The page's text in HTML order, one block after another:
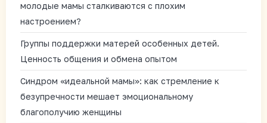
молодые мамы сталкиваются с плохим
настроением?
Группы поддержки матерей особенных детей.
Ценность общения и обмена опытом
Синдром «идеальной мамы»: как стремление к
безупречности мешает эмоциональному
благополучию женщины